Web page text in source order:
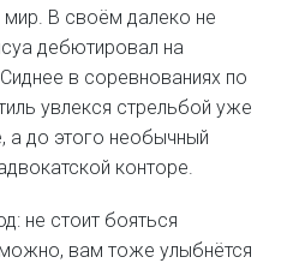
мир. В своём далеко не
дебютировал на
в соревнованиях по
увлекся стрельбой уже
а до этого необычный
конторе.
не стоит бояться
вам тоже улыбнётся